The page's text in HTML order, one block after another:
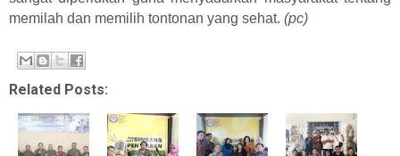
memilah dan memilih tontonan yang sehat. (pc)
Related Posts: